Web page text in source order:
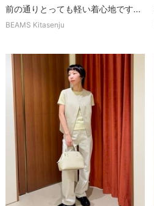
前の通りとっても軽い着心地です...
BEAMS Kitasenju